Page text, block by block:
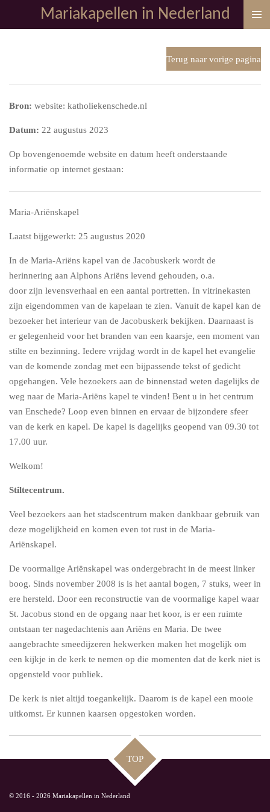
direct
Mariakapellen in Nederland
Terug naar vorige pagina
Bron: website: katholiekenschede.nl
Datum: 22 augustus 2023
Op bovengenoemde website en datum heeft onderstaande
informatie op internet gestaan:
Maria-Ariënskapel
Laatst bijgewerkt: 25 augustus 2020
In de Maria-Ariëns kapel van de Jacobuskerk wordt de
herinnering aan Alphons Ariëns levend gehouden, o.a.
door zijn levensverhaal en een aantal portretten. In vitrinekasten
zijn eigendommen van de kapelaan te zien. Vanuit de kapel kan de
bezoeker het interieur van de Jacobuskerk bekijken. Daarnaast is
er gelegenheid voor het branden van een kaarsje, een moment van
stilte en bezinning. Iedere vrijdag wordt in de kapel het evangelie
van de komende zondag met een bijpassende tekst of gedicht
opgehangen. Vele bezoekers aan de binnenstad weten dagelijks de
weg naar de Maria-Ariëns kapel te vinden! Bent u in het centrum
van Enschede? Loop even binnen en ervaar de bijzondere sfeer
van de kerk en kapel. De kapel is dagelijks geopend van 09.30 tot
17.00 uur.
Welkom!
Stiltecentrum.
Veel bezoekers aan het stadscentrum maken dankbaar gebruik van
deze mogelijkheid en komen even tot rust in de Maria-
Ariënskapel.
De voormalige Ariënskapel was ondergebracht in de meest linker
boog. Sinds november 2008 is is het aantal bogen, 7 stuks, weer in
ere hersteld. Door een reconstructie van de voormalige kapel waar
St. Jacobus stond en de opgang naar het koor, is er een ruimte
ontstaan ter nagedachtenis aan Ariëns en Maria. De twee
aangebrachte smeedijzeren hekwerken maken het mogelijk om
een kijkje in de kerk te nemen op die momenten dat de kerk niet is
opgensteld voor publiek.
De kerk is niet altijd toegankelijk. Daarom is de kapel een mooie
uitkomst. Er kunnen kaarsen opgestoken worden.
TOP
© 2016 - 2026 Mariakapellen in Nederland